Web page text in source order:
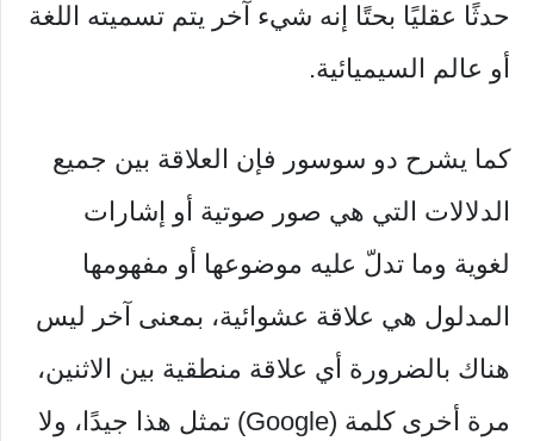
حدثًا عقليًا بحتًا إنه شيء آخر يتم تسميته اللغة
أو عالم السيميائية.
كما يشرح دو سوسور فإن العلاقة بين جميع
الدلالات التي هي صور صوتية أو إشارات
لغوية وما تدلّ عليه موضوعها أو مفهومها
المدلول هي علاقة عشوائية، بمعنى آخر ليس
هناك بالضرورة أي علاقة منطقية بين الاثنين،
مرة أخرى كلمة (Google) تمثل هذا جيدًا، ولا